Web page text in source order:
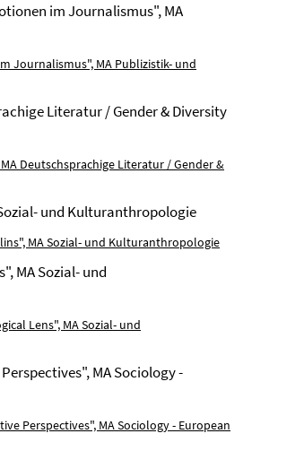
im Journalismus", MA
Journalismus", MA Publizistik- und
Literatur / Gender & Diversity
Deutschsprachige Literatur / Gender &
und Kulturanthropologie
MA Sozial- und Kulturanthropologie
MA Sozial- und
Lens", MA Sozial- und
MA Sociology -
Perspectives", MA Sociology - European